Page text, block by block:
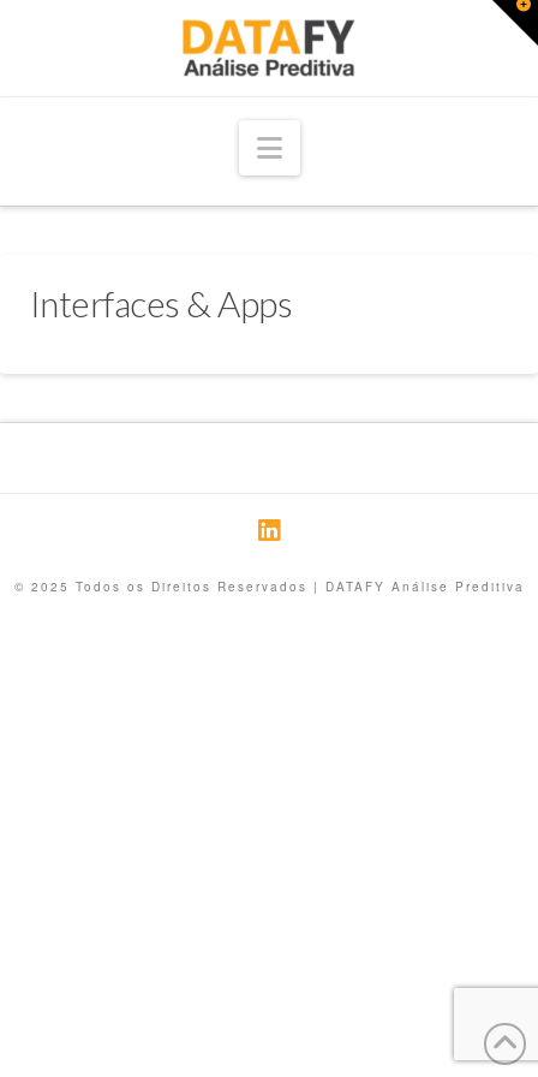
Navigation
Interfaces & Apps
© 2025 Todos os Direitos Reservados | DATAFY Análise Preditiva